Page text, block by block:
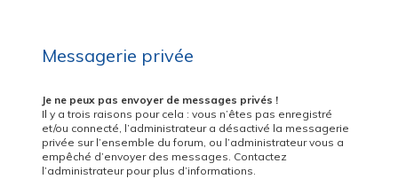
Messagerie privée
Je ne peux pas envoyer de messages privés !
Il y a trois raisons pour cela : vous n’êtes pas enregistré
et/ou connecté, l’administrateur a désactivé la messagerie
privée sur l’ensemble du forum, ou l’administrateur vous a
empêché d’envoyer des messages. Contactez
l’administrateur pour plus d’informations.